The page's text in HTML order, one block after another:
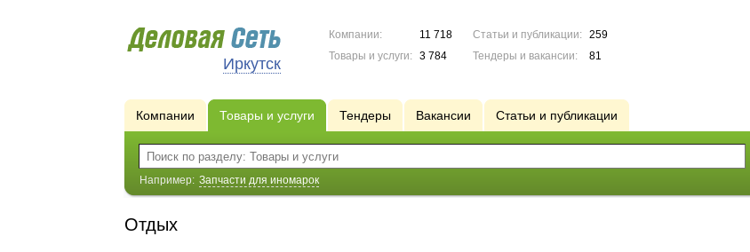
Иркутск
Компании:
11 718
Товары и услуги:
3 784
Статьи и публикации:
259
Тендеры и вакансии:
81
Компании Товары и услуги Тендеры Вакансии Статьи и публикации
Например: Запчасти для иномарок
Отдых